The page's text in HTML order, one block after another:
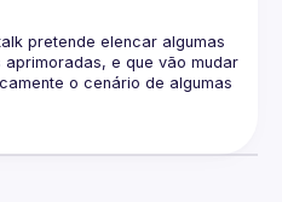
MLE e começar a transição
pretende elencar algumas
e que vão mudar
o cenário de algumas
Do programador ao
ao criador de